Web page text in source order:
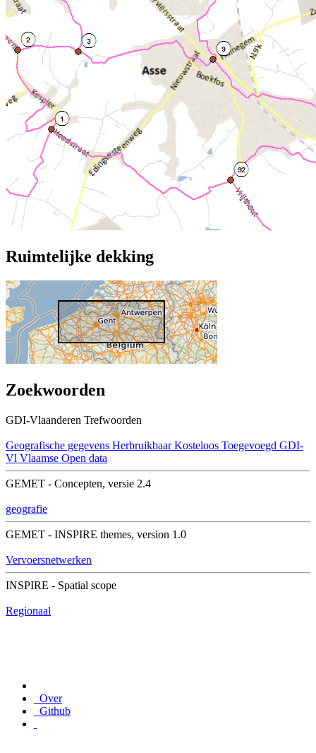
Ruimtelijke dekking
Zoekwoorden
GDI-Vlaanderen Trefwoorden
Geografische gegevens Herbruikbaar Kosteloos Toegevoegd GDI-
Vl Vlaamse Open data
GEMET - Concepten, versie 2.4
geografie
GEMET - INSPIRE themes, version 1.0
Vervoersnetwerken
INSPIRE - Spatial scope
Regionaal
Over
Github